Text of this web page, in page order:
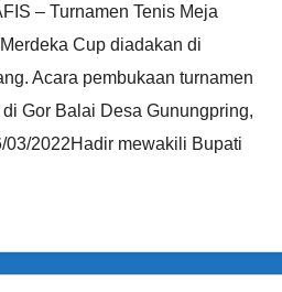
– Turnamen Tenis Meja
Cup diadakan di
Acara pembukaan turnamen
Gor Balai Desa Gunungpring,
03/2022Hadir mewakili Bupati